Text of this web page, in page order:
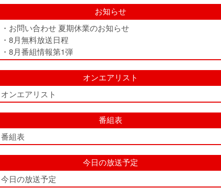
お知らせ
・お問い合わせ 夏期休業のお知らせ
・8月無料放送日程
・8月番組情報第1弾
オンエアリスト
オンエアリスト
番組表
番組表
今日の放送予定
今日の放送予定